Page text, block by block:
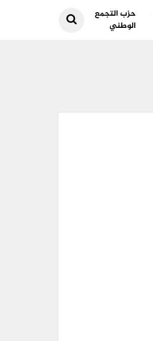
حزب التجمع
الوطني